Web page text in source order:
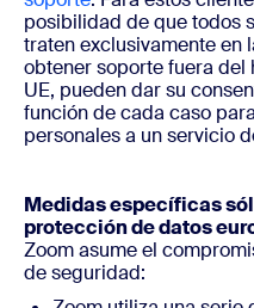
posibilidad de que todos
traten exclusivamente en
obtener soporte fuera del
UE, pueden dar su
función de cada caso
personales a un servicio
Medidas específicas
protección de datos
Zoom asume el
de seguridad: